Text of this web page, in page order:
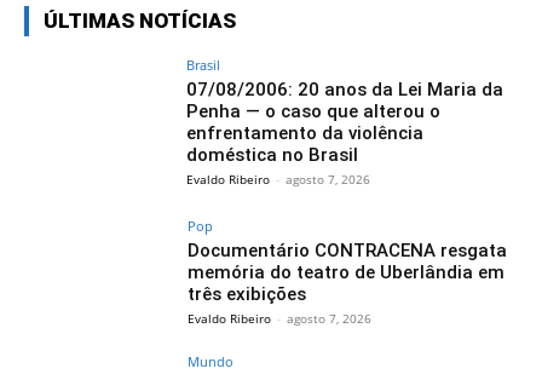
ÚLTIMAS NOTÍCIAS
Brasil
07/08/2006: 20 anos da Lei Maria da
Penha — o caso que alterou o
enfrentamento da violência
doméstica no Brasil
Evaldo Ribeiro - agosto 7, 2026
Pop
Documentário CONTRACENA resgata
memória do teatro de Uberlândia em
três exibições
Evaldo Ribeiro - agosto 7, 2026
Mundo